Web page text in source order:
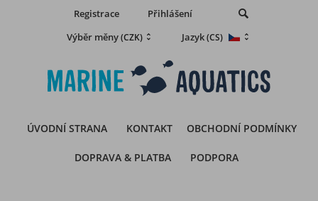
Registrace
Přihlášení
Výběr měny(CZK) Jazyk(CS)
ÚVODNÍ STRANA KONTAKT OBCHODNÍ PODMÍNKY
DOPRAVA & PLATBA PODPORA